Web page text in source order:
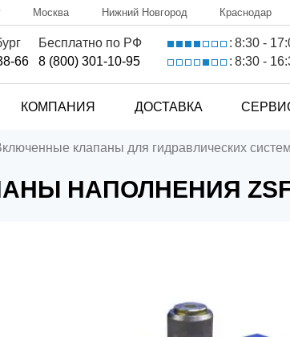
Москва Нижний Новгород Краснодар
66
Бесплатно по РФ
8 (800) 301-10-95
: 8:30 -
: 8:30 -
КОМПАНИЯ ДОСТАВКА
Включенные клапаны для гидравлических систем
НАПОЛНЕНИЯ